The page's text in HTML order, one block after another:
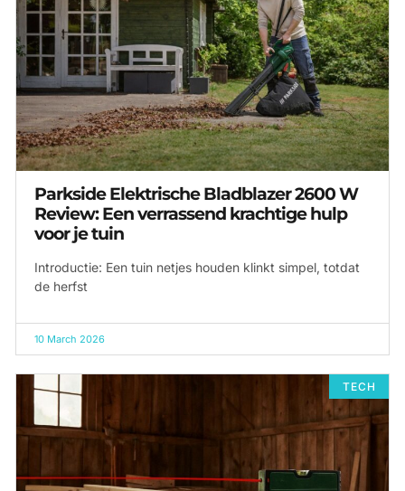
Parkside Elektrische Bladblazer 2600 W
Review: Een verrassend krachtige hulp
voor je tuin
Introductie: Een tuin netjes houden klinkt simpel, totdat
de herfst
10 March 2026
TECH